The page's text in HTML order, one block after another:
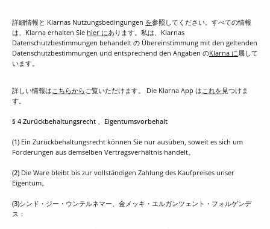
詳細情報と Klarnas Nutzungsbedingungen を参照してください。すべての情報
は、Klarna erhalten Sie hier にあります。私は、Klarnas
Datenschutzbestimmungen behandelt の Übereinstimmung mit den geltenden
Datenschutzbestimmungen und entsprechend den Angaben のKlarna に 属して
います。
詳しい情報はこちらからご覧いただけます。 Die Klarna App はこれを 見つけま
す。
§ 4 Zurückbehaltungsrecht 、Eigentumsvorbehalt
(1) Ein Zurückbehaltungsrecht können Sie nur ausüben, soweit es sich um
Forderungen aus demselben Vertragsverhältnis handelt。
(2) Die Ware bleibt bis zur vollständigen Zahlung des Kaufpreises unser
Eigentum。
(3)シンド・ジー・ウンテルネマー、金メッキ・エルガンツェント・フォルゲンデ
ス：